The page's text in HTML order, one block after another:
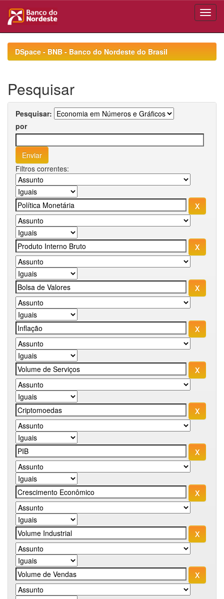
navigationDSpace - BNB - Banco do Nordeste do Brasil
Pesquisar
Pesquisar:
por
Filtros correntes: